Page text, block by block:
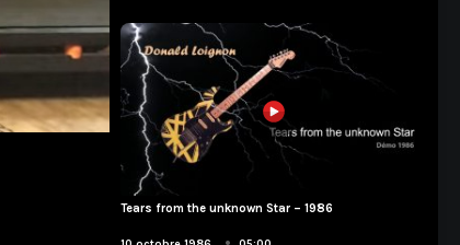
Tears from the unknown Star – 1986